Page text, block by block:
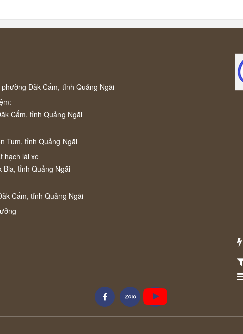
Đăk Cấm, tỉnh Quảng Ngãi
Cấm, tỉnh Quảng Ngãi
Tum, tỉnh Quảng Ngãi
hạch lái xe
tỉnh Quảng Ngãi
Cấm, tỉnh Quảng Ngãi